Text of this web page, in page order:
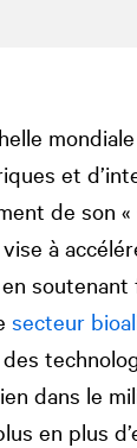
et
de son «
à
secteur
dans le
en plus